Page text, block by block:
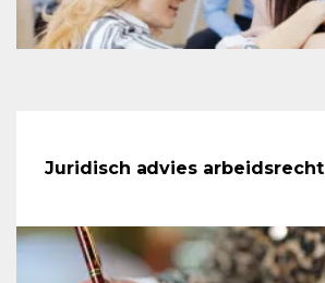
Juridisch advies arbeidsrecht